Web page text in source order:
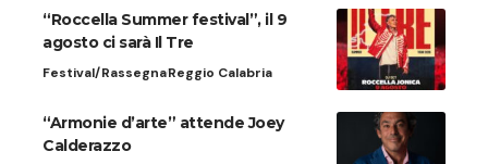
“Roccella Summer festival”, il 9
agosto ci sarà Il Tre
Festival/RassegnaReggio Calabria
“Armonie d’arte” attende Joey
Calderazzo